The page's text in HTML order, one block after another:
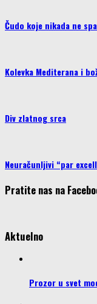
Čudo koje nikada ne
Kolevka Mediterana i
Div zlatnog srca
Neuračunljivi “par
Pratite nas na
Aktuelno
Prozor u svet